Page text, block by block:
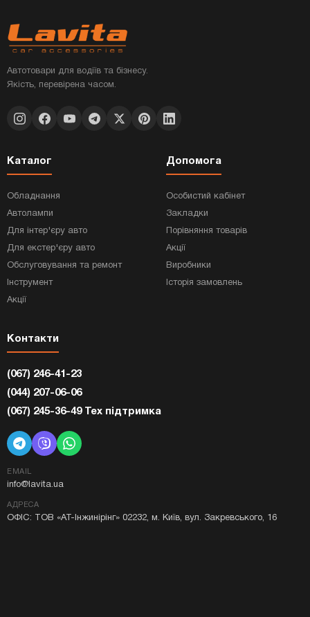
Автотовари для водіїв та бізнесу.
Якість, перевірена часом.
Каталог
Обладнання
Автолампи
Для інтер'єру авто
Для екстер'єру авто
Обслуговування та ремонт
Інструмент
Акції
Допомога
Особистий кабінет
Закладки
Порівняння товарів
Акції
Виробники
Історія замовлень
Контакти
(067) 246-41-23
(044) 207-06-06
(067) 245-36-49 Тех підтримка
EMAIL
info@lavita.ua
АДРЕСА
ОФІС: ТОВ «АТ-Інжинірінг» 02232, м. Київ, вул. Закревського, 16